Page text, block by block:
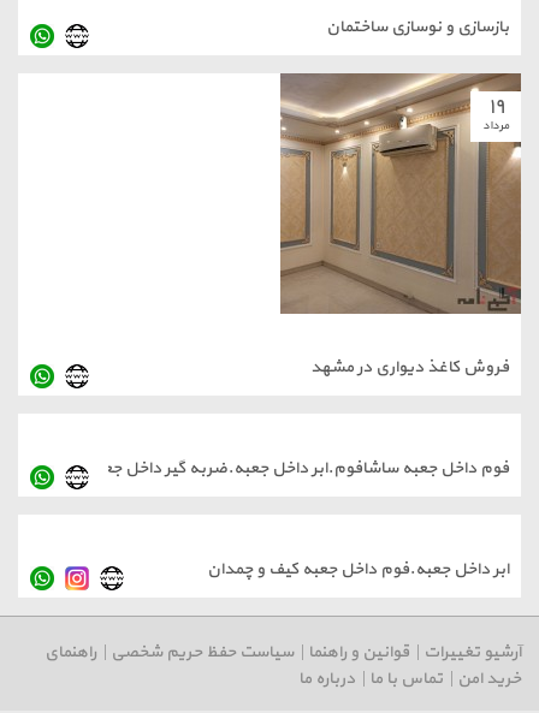
و نوسازی ساختمان
کاغذ دیواری در مشهد
داخل جعبه ساشافوم.ابر داخل جعبه.ضربه گیر داخل جعبه
داخل جعبه.فوم داخل جعبه کیف و چمدان
تغییرات|قوانین و راهنما|سیاست حفظ حریم شخصی|راهنمای
امن|تماس با ما|درباره ما